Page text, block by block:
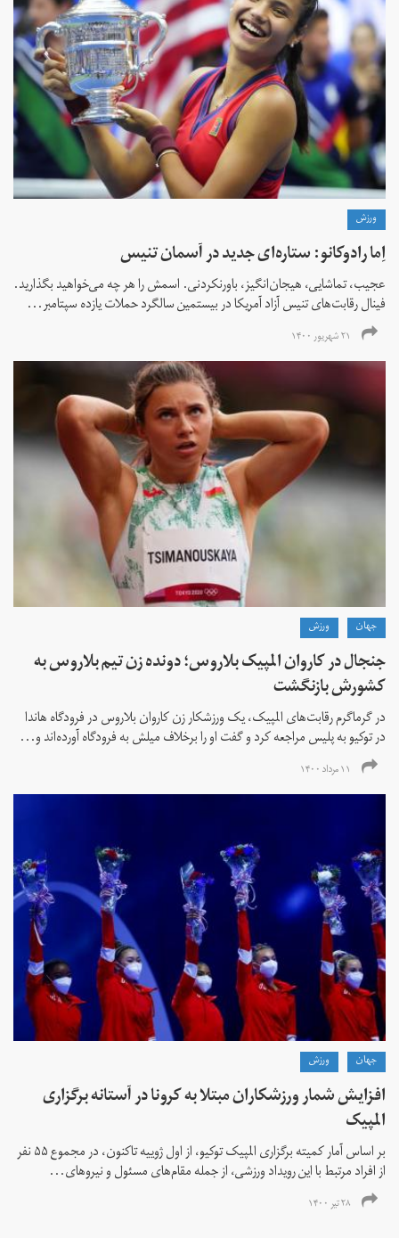
ورزش
اِما رادوکانو: ستاره‌ای جدید در آسمان تنیس
عجیب، تماشایی، هیجان‌انگیز، باورنکردنی. اسمش را هر چه می‌خواهید بگذارید.
فینال رقابت‌های تنیس آزاد آمریکا در بیستمین سالگرد حملات یازده سپتامبر...
۲۱ شهریور ۱۴۰۰
جهان ورزش
جنجال در کاروان المپیک بلاروس؛ دونده زن تیم بلاروس به
کشورش بازنگشت
در گرماگرم رقابت‌های المپیک، یک ورزشکار زن کاروان بلاروس در فرودگاه هاندا
در توکیو به پلیس مراجعه کرد و گفت او را برخلاف میلش به فرودگاه آورده‌اند و...
۱۱ مرداد ۱۴۰۰
جهان ورزش
افزایش شمار ورزشکاران مبتلا به کرونا در آستانه برگزاری
المپیک
بر اساس آمار کمیته برگزاری المپیک توکیو، از اول ژوییه تاکنون، در مجموع ۵۵ نفر
از افراد مرتبط با این رویداد ورزشی، از جمله مقام‌های مسئول و نیروهای...
۲۸ تیر ۱۴۰۰